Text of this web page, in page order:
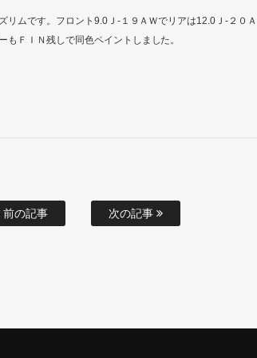
ムです。フロント9.0Ｊ-１９ＡＷでリアは12.0Ｊ-２０Ａ
ＦＩＮ残しで同色ペイントしました。
前の記事 次の記事